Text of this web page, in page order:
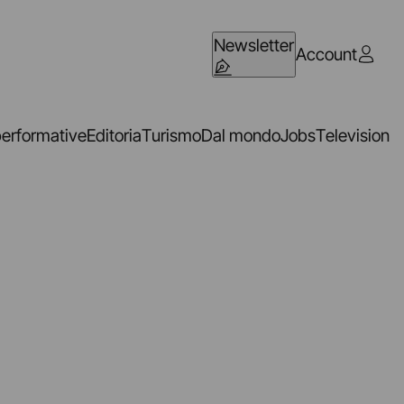
NewsletterAccount
EditoriaTurismoDal mondoJobsTelevision